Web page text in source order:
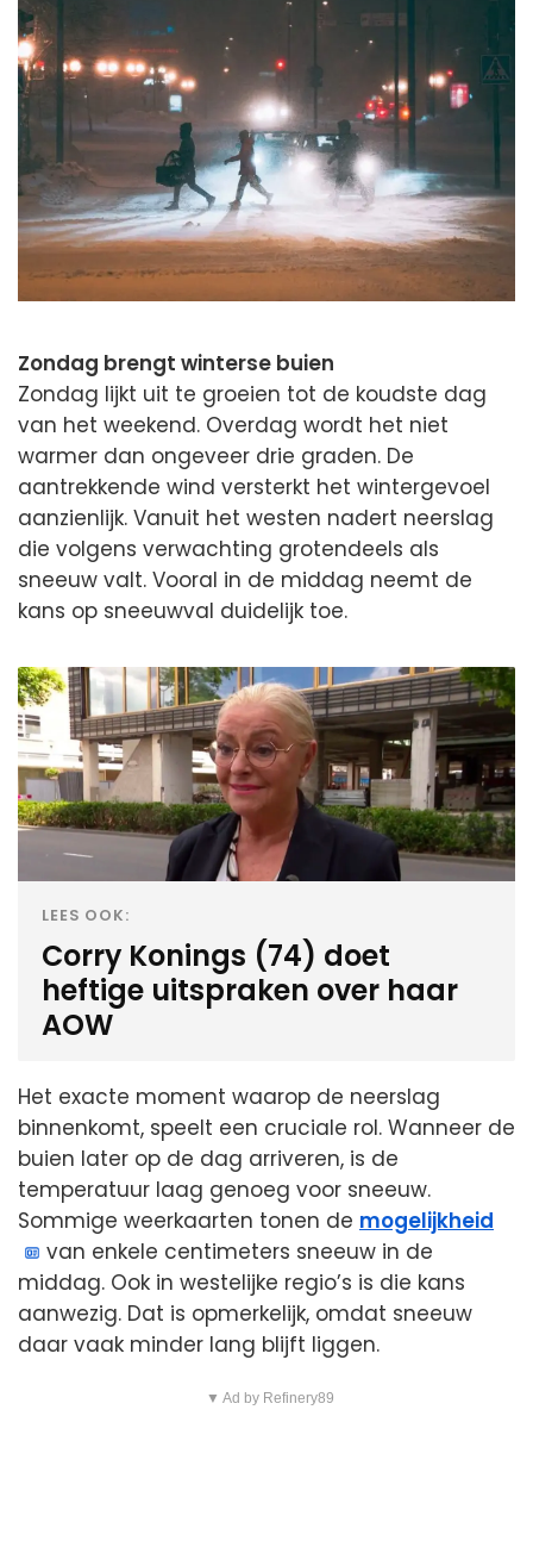
Zondag brengt winterse buien
Zondag lijkt uit te groeien tot de koudste dag
van het weekend. Overdag wordt het niet
warmer dan ongeveer drie graden. De
aantrekkende wind versterkt het wintergevoel
aanzienlijk. Vanuit het westen nadert neerslag
die volgens verwachting grotendeels als
sneeuw valt. Vooral in de middag neemt de
kans op sneeuwval duidelijk toe.
LEES OOK:
Corry Konings (74) doet
heftige uitspraken over haar
AOW
Het exacte moment waarop de neerslag
binnenkomt, speelt een cruciale rol. Wanneer de
buien later op de dag arriveren, is de
temperatuur laag genoeg voor sneeuw.
Sommige weerkaarten tonen de mogelijkheid
van enkele centimeters sneeuw in de
middag. Ook in westelijke regio’s is die kans
aanwezig. Dat is opmerkelijk, omdat sneeuw
daar vaak minder lang blijft liggen.
▼ Ad by Refinery89